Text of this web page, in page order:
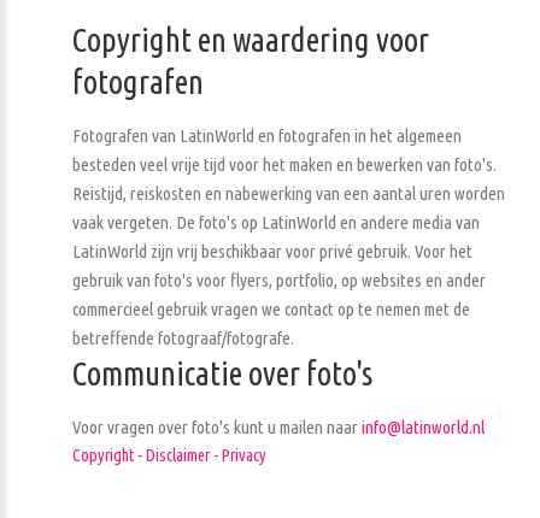
Copyright en waardering voor
fotografen
Fotografen van LatinWorld en fotografen in het algemeen
besteden veel vrije tijd voor het maken en bewerken van foto's.
Reistijd, reiskosten en nabewerking van een aantal uren worden
vaak vergeten. De foto's op LatinWorld en andere media van
LatinWorld zijn vrij beschikbaar voor privé gebruik. Voor het
gebruik van foto's voor flyers, portfolio, op websites en ander
commercieel gebruik vragen we contact op te nemen met de
betreffende fotograaf/fotografe.
Communicatie over foto's
Voor vragen over foto's kunt u mailen naarinfo@latinworld.nl
Copyright - Disclaimer - Privacy